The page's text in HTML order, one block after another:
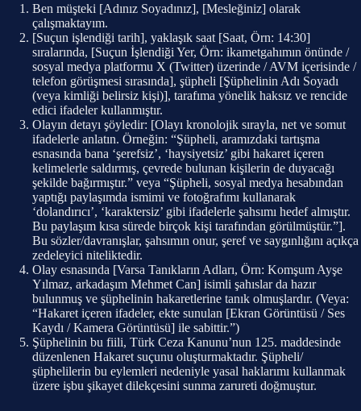
Ben müşteki [Adınız Soyadınız], [Mesleğiniz] olarak
çalışmaktayım.
[Suçun işlendiği tarih], yaklaşık saat [Saat, Örn: 14:30]
sıralarında, [Suçun İşlendiği Yer, Örn: ikametgahımın önünde /
sosyal medya platformu X (Twitter) üzerinde / AVM içerisinde /
telefon görüşmesi sırasında], şüpheli [Şüphelinin Adı Soyadı
(veya kimliği belirsiz kişi)], tarafıma yönelik haksız ve rencide
edici ifadeler kullanmıştır.
Olayın detayı şöyledir: [Olayı kronolojik sırayla, net ve somut
ifadelerle anlatın. Örneğin: “Şüpheli, aramızdaki tartışma
esnasında bana ‘şerefsiz’, ‘haysiyetsiz’ gibi hakaret içeren
kelimelerle saldırmış, çevrede bulunan kişilerin de duyacağı
şekilde bağırmıştır.” veya “Şüpheli, sosyal medya hesabından
yaptığı paylaşımda ismimi ve fotoğrafımı kullanarak
‘dolandırıcı’, ‘karaktersiz’ gibi ifadelerle şahsımı hedef almıştır.
Bu paylaşım kısa sürede birçok kişi tarafından görülmüştür.”].
Bu sözler/davranışlar, şahsımın onur, şeref ve saygınlığını açıkça
zedeleyici niteliktedir.
Olay esnasında [Varsa Tanıkların Adları, Örn: Komşum Ayşe
Yılmaz, arkadaşım Mehmet Can] isimli şahıslar da hazır
bulunmuş ve şüphelinin hakaretlerine tanık olmuşlardır. (Veya:
“Hakaret içeren ifadeler, ekte sunulan [Ekran Görüntüsü / Ses
Kaydı / Kamera Görüntüsü] ile sabittir.”)
Şüphelinin bu fiili, Türk Ceza Kanunu’nun 125. maddesinde
düzenlenen Hakaret suçunu oluşturmaktadır. Şüpheli/
şüphelilerin bu eylemleri nedeniyle yasal haklarımı kullanmak
üzere işbu şikayet dilekçesini sunma zarureti doğmuştur.